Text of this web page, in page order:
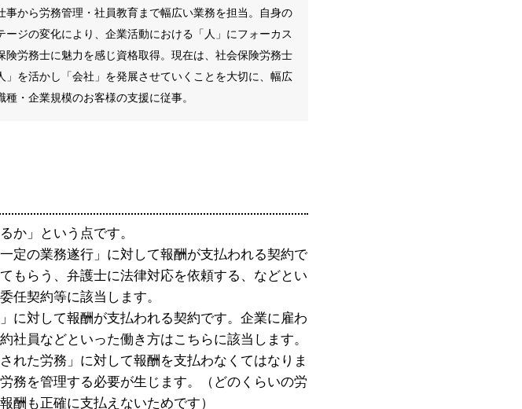
事から労務管理・社員教育まで幅広い業務を担当。自身の
ージの変化により、企業活動における「人」にフォーカス
険労務士に魅力を感じ資格取得。 現在は、社会保険労務士
」を活かし「会社」を発展させていくことを大切に、幅広
種・企業規模のお客様の支援に従事。
か」という点です。
定の業務遂行」に対して報酬が支払われる契約で
もらう、弁護士に法律対応を依頼する、などとい
任契約等に該当します。
に対して報酬が支払われる契約です。企業に雇わ
員などといった働き方はこちらに該当します。
た労務」に対して報酬を支払わなくてはなりま
務を管理する必要が生じます。（どのくらいの労
酬も正確に支払えないためです）